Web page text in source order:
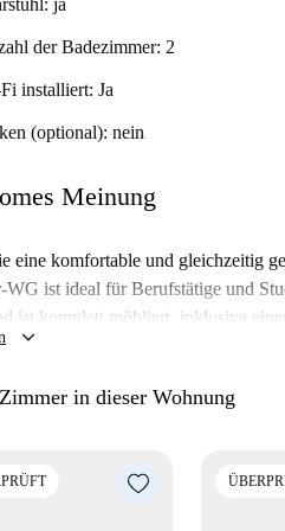
ja
der Badezimmer: 2
installiert: Ja
(optional): nein
Meinung
eine komfortable und gleichzeitig
WG ist ideal für Berufstätige und
ist komplett möbliert, inklusive
und einer eigenen
sind willkommen. Bitte
umgeben. In
keyboard_arrow_down
in dieser Wohnung